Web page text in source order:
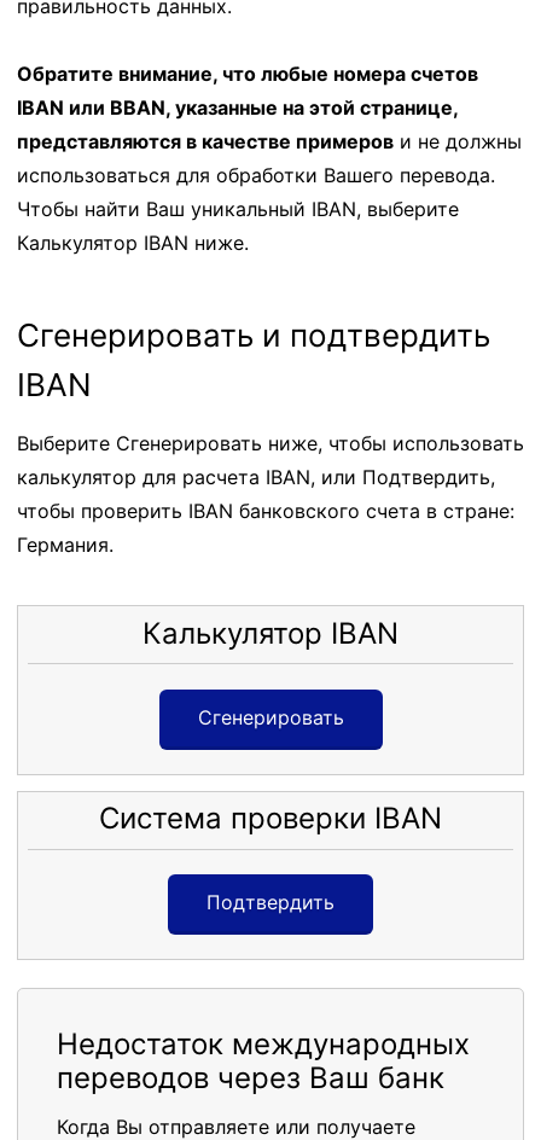
правильность данных.
Обратите внимание, что любые номера счетов
IBAN или BBAN, указанные на этой странице,
представляются в качестве примеров и не должны
использоваться для обработки Вашего перевода.
Чтобы найти Ваш уникальный IBAN, выберите
Калькулятор IBAN ниже.
Сгенерировать и подтвердить
IBAN
Выберите Сгенерировать ниже, чтобы использовать
калькулятор для расчета IBAN, или Подтвердить,
чтобы проверить IBAN банковского счета в стране:
Германия.
Калькулятор IBAN
Сгенерировать
Система проверки IBAN
Подтвердить
Недостаток международных
переводов через Ваш банк
Когда Вы отправляете или получаете